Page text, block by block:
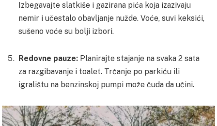
Izbegavajte slatkiše i gazirana pića koja izazivaju
nemir i učestalo obavljanje nužde. Voće, suvi keksići,
sušeno voće su bolji izbori.
Redovne pauze: Planirajte stajanje na svaka 2 sata
za razgibavanje i toalet. Trčanje po parkiću ili
igralištu na benzinskoj pumpi može čuda da učini.